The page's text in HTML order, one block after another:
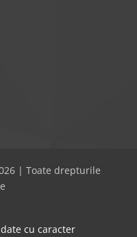
| Toate drepturile
cu caracter